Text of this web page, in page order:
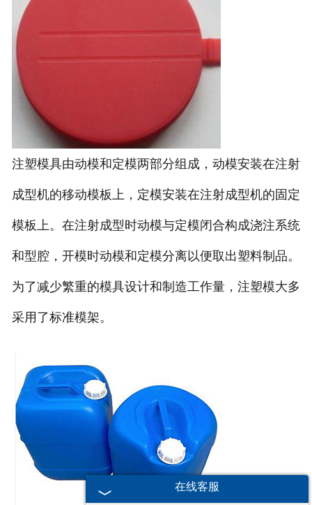
注塑模具由动模和定模两部分组成，动模安装在注射
成型机的移动模板上，定模安装在注射成型机的固定
模板上。在注射成型时动模与定模闭合构成浇注系统
和型腔，开模时动模和定模分离以便取出塑料制品。
为了减少繁重的模具设计和制造工作量，注塑模大多
采用了标准模架。
在线客服